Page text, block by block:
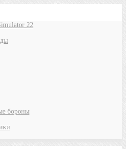
22
бороны